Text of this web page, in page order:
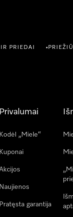
PRIEDAI •
Privalumai
Kodėl „Miele“
Kuponai
Naujienos
Pratęsta garantija